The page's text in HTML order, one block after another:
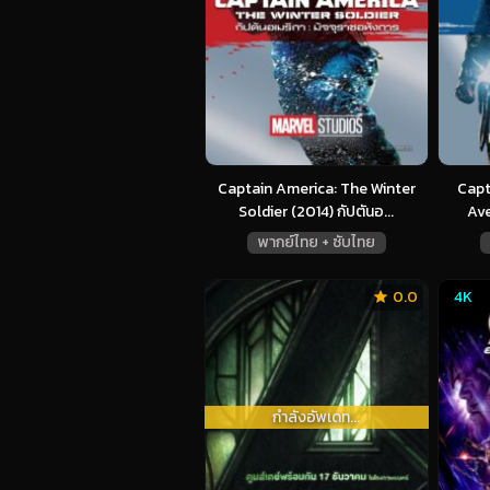
Captain America: The Winter
Soldier (2014) กัปตันอ...
พากย์ไทย + ซับไทย
0.0
กำลังอัพเดท...
4K